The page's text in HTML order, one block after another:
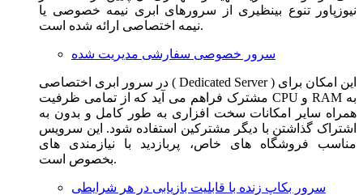
نیوزپاور تنوع بینظیری از سرورهای ابری نیمه خصوصی یا
نیمه اختصاصی ارائه شده است.
سرور خصوصی سفارشی مدیریت شده
در سرور ابری اختصاصی ( Dedicated Server ) این امکان برای
مشترک فراهم می آید که از تمامی ظرفیت CPU و RAM به
همراه سایر امکانات سخت افزاری به طور کامل و بدون به
اشتراک گذاشتن با دیگر مشترکین استفاده شود. این سرویس
مناسب فروشگاه های خاص، پربازدید با نیازمندی های
بخصوص است.
سرور بکاپ زنده با قابلیت بازیابی در هر شرایطی